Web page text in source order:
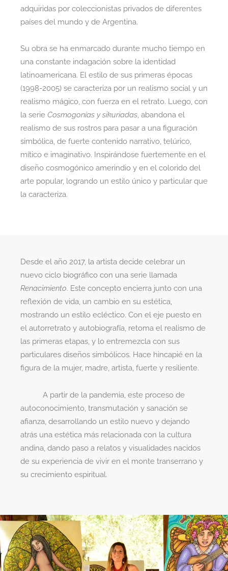
adquiridas por coleccionistas privados de diferentes
países del mundo y de Argentina.
Su obra se ha enmarcado durante mucho tiempo en
una constante indagación sobre la identidad
latinoamericana. El estilo de sus primeras épocas
(1998-2005) se caracteriza por un realismo social y un
realismo mágico, con fuerza en el retrato. Luego, con
la serie Cosmogonías y sikuriadas, abandona el
realismo de sus rostros para pasar a una figuración
simbólica, de fuerte contenido narrativo, telúrico,
mítico e imaginativo. Inspirándose fuertemente en el
diseño cosmogónico amerindio y en el colorido del
arte popular, logrando un estilo único y particular que
la caracteriza.
Desde el año 2017, la artista decide celebrar un
nuevo ciclo biográfico con una serie llamada
Renacimiento. Este concepto encierra junto con una
reflexión de vida, un cambio en su estética,
mostrando un estilo ecléctico. Con el eje puesto en
el autorretrato y autobiografía, retoma el realismo de
las primeras etapas, y lo entremezcla con sus
particulares diseños simbólicos. Hace hincapié en la
figura de la mujer, madre, artista, fuerte y resiliente.
A partir de la pandemia, este proceso de
autoconocimiento, transmutación y sanación se
afianza, desarrollando un estilo nuevo y dejando
atrás una estética más relacionada con la cultura
andina, dando paso a relatos y visualidades nacidos
de su experiencia de vivir en el monte transerrano y
su crecimiento espiritual.